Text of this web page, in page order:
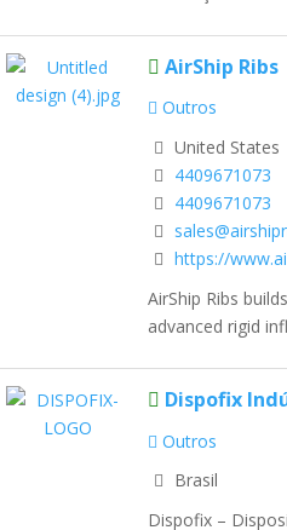
AirShip Ribs
Outros
United States
4409671073
4409671073
https://
AirShip Ribs
advanced rigid
Dispofix
Outros
Brasil
Dispofix –